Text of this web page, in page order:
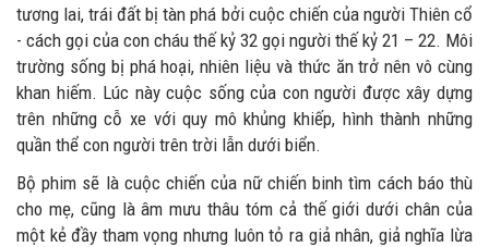
tương lai, trái đất bị tàn phá bởi cuộc chiến của người Thiên cổ
- cách gọi của con cháu thế kỷ 32 gọi người thế kỷ 21 – 22. Môi
trường sống bị phá hoại, nhiên liệu và thức ăn trở nên vô cùng
khan hiếm. Lúc này cuộc sống của con người được xây dựng
trên những cỗ xe với quy mô khủng khiếp, hình thành những
quần thể con người trên trời lẫn dưới biển.
Bộ phim sẽ là cuộc chiến của nữ chiến binh tìm cách báo thù
cho mẹ, cũng là âm mưu thâu tóm cả thế giới dưới chân của
một kẻ đầy tham vọng nhưng luôn tỏ ra giả nhân, giả nghĩa lừa